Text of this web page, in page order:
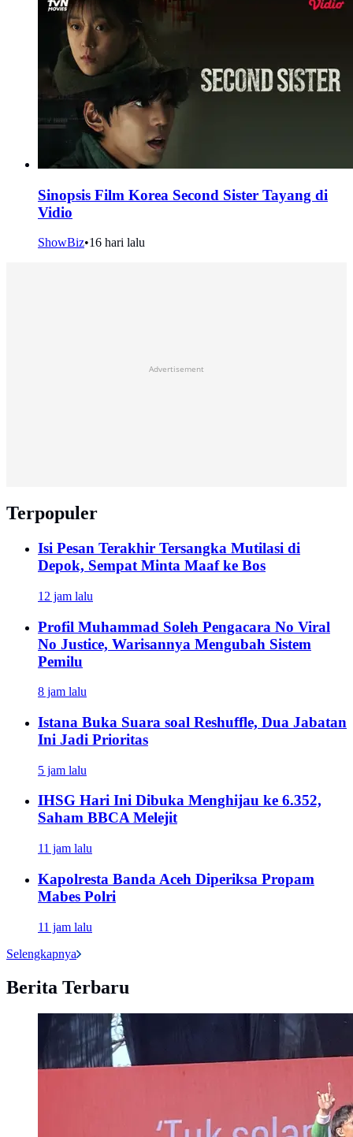
Sinopsis Film Korea Second Sister Tayang di
Vidio
ShowBiz•16 hari lalu
Advertisement
Terpopuler
Isi Pesan Terakhir Tersangka Mutilasi di
Depok, Sempat Minta Maaf ke Bos
12 jam lalu
Profil Muhammad Soleh Pengacara No Viral
No Justice, Warisannya Mengubah Sistem
Pemilu
8 jam lalu
Istana Buka Suara soal Reshuffle, Dua Jabatan
Ini Jadi Prioritas
5 jam lalu
IHSG Hari Ini Dibuka Menghijau ke 6.352,
Saham BBCA Melejit
11 jam lalu
Kapolresta Banda Aceh Diperiksa Propam
Mabes Polri
11 jam lalu
Selengkapnya
Berita Terbaru